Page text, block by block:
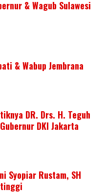
& Wagub Sulawesi
& Wabup Jembrana
DR. Drs. H. Teguh
DKI Jakarta
Syopiar Rustam, SH